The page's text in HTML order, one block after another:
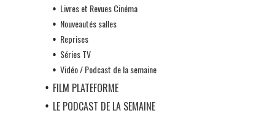
Livres et Revues Cinéma
Nouveautés salles
Reprises
Séries TV
Vidéo / Podcast de la semaine
FILM PLATEFORME
LE PODCAST DE LA SEMAINE